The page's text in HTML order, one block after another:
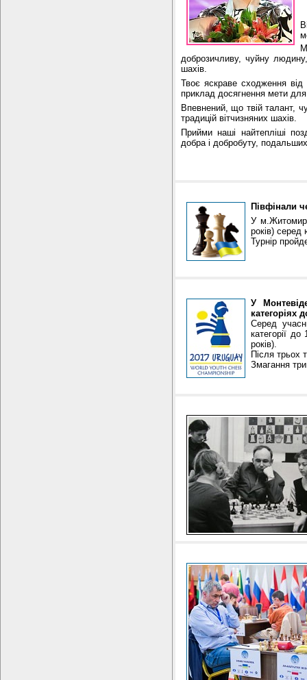
доброзичливу, чуйну
шахів.
Твоє яскраве сходження від
приклад досягнення мети
Впевнений, що твій талант,
традицій вітчизняних шахів.
Прийми наші найтепліші
добра і добробуту,
Півфінали
У м.Житомир
років) серед
Турнір
У
категоріях
Серед
категорії
років).
Після трьох
Змагання